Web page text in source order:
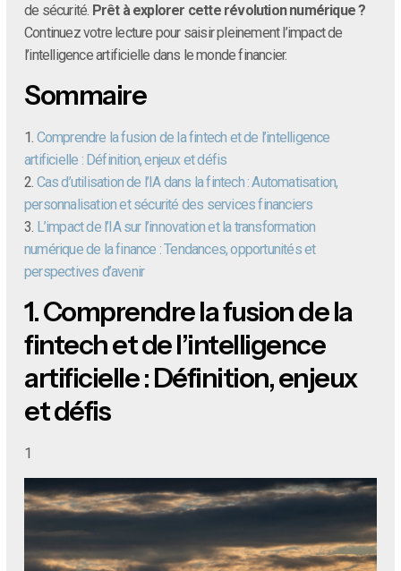
de sécurité. Prêt à explorer cette révolution numérique ?
Continuez votre lecture pour saisir pleinement l’impact de
l’intelligence artificielle dans le monde financier.
Sommaire
1. Comprendre la fusion de la fintech et de l’intelligence
artificielle : Définition, enjeux et défis
2. Cas d’utilisation de l’IA dans la fintech : Automatisation,
personnalisation et sécurité des services financiers
3. L’impact de l’IA sur l’innovation et la transformation
numérique de la finance : Tendances, opportunités et
perspectives d’avenir
1.Comprendre la fusion de la
fintech et de l’intelligence
artificielle : Définition, enjeux
et défis
1